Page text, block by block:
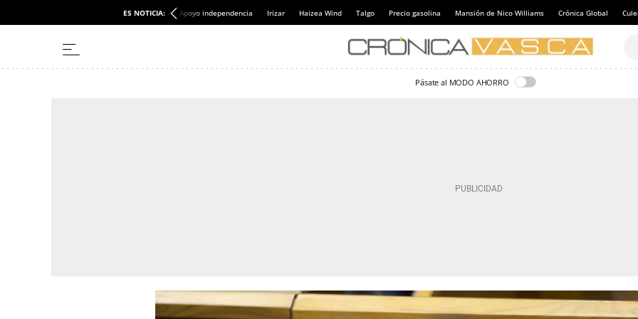
ES NOTICIA: Apoyo independencia Irizar Haizea Wind Talgo Precio gasolina Mansión de Nico Williams Crónica Global
Pásate al MODO AHORRO